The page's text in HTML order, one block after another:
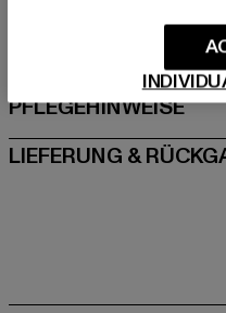
GRÖSSE &
PFLEGEHINWEISE
LIEFERUNG &